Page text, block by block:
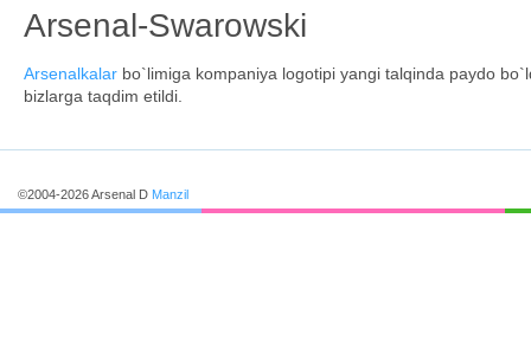
Arsenal-Swarowski
Arsenalkalar bo`limiga kompaniya logotipi yangi talqinda paydo
bizlarga taqdim etildi.
©2004-2026 Arsenal D Manzil